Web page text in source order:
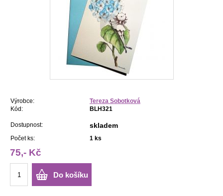
Výrobce:
Tereza Sobotková
Kód:
BLH321
Dostupnost: skladem
Počet ks: 1 ks
75,- Kč
Do košíku